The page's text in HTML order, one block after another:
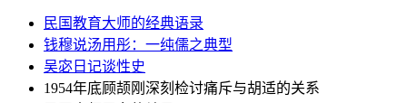
民国教育大师的经典语录
钱穆说汤用彤：一纯儒之典型
吴宓日记谈性史
1954年底顾颉刚深刻检讨痛斥与胡适的关系